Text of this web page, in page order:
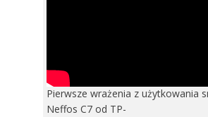
Pierwsze wrażenia z użytkowania
Neffos C7 od TP-